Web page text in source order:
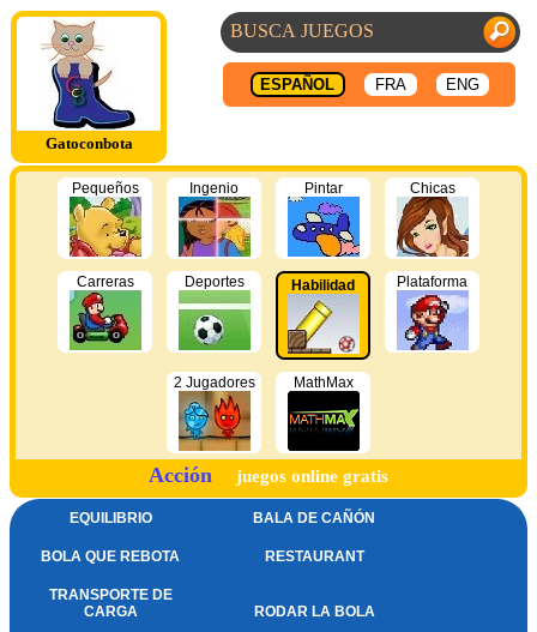
Gatoconbota
ESPAÑOL FRA ENG
Pequeños Ingenio Pintar Chicas
Carreras Deportes Habilidad Plataforma
2 Jugadores MathMax
Acción juegos online gratis
EQUILIBRIO BALA DE CAÑÓN
BOLA QUE REBOTA RESTAURANT
TRANSPORTE DE
CARGA
RODAR LA BOLA